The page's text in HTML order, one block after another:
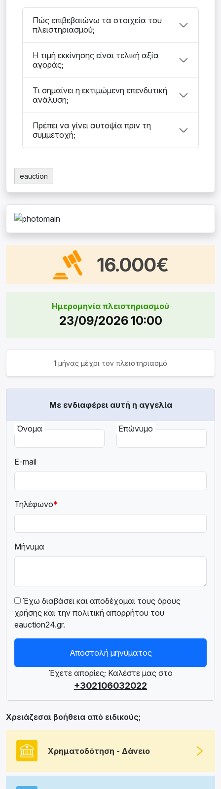
Πώς επιβεβαιώνω τα στοιχεία του
πλειστηριασμού;
Η τιμή εκκίνησης είναι τελική αξία
αγοράς;
Τι σημαίνει η εκτιμώμενη επενδυτική
ανάλυση;
Πρέπει να γίνει αυτοψία πριν τη
συμμετοχή;
eauction
16.000€
Ημερομηνία πλειστηριασμού
23/09/2026 10:00
1 μήνας μέχρι τον πλειστηριασμό
Με ενδιαφέρει αυτή η αγγελία
Όνομα Επώνυμο
E-mail
Τηλέφωνο*
Μήνυμα
Έχω διαβάσει και αποδέχομαι τους όρους
χρήσης και την πολιτική απορρήτου του
eauction24.gr.
Αποστολή μηνύματος
Έχετε απορίες; Καλέστε μας στο
+302106032022
Χρειάζεσαι βοήθεια από ειδικούς;
Χρηματοδότηση - Δάνειο